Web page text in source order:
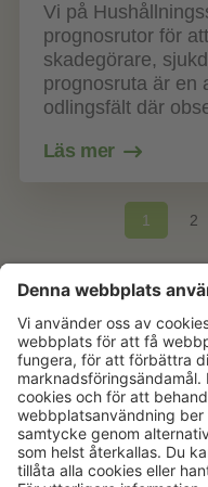
Vi på
prognosrutor för
skadegörare,
prognosruta är en
odlingsfält där
Läs mer
1 2